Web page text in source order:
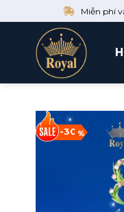
to
content
Miễn phí
-30